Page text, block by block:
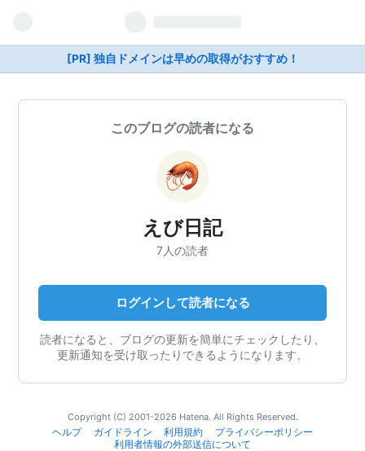
[PR] 独自ドメインは早めの取得がおすすめ！
このブログの読者になる
えび日記
7人の読者
ログインして読者になる
読者になると、ブログの更新を簡単にチェックしたり、
更新通知を受け取ったりできるようになります。
Copyright (C) 2001-2026 Hatena. All Rights Reserved.
ヘルプ
ガイドライン 利用規約
プライバシーポリシー
利用者情報の外部送信について